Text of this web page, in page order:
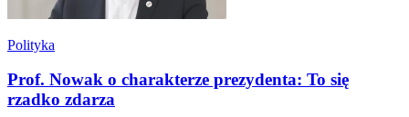
Polityka
Prof. Nowak o charakterze prezydenta: To się
rzadko zdarza